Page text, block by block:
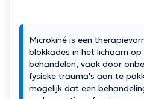
Microkiné is een
blokkades in het lichaam
behandelen, vaak door
fysieke trauma's aan te
mogelijk dat een